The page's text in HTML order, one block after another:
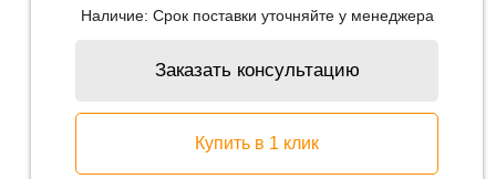
Наличие: Срок поставки уточняйте у менеджера
Заказать консультацию
Купить в 1 клик